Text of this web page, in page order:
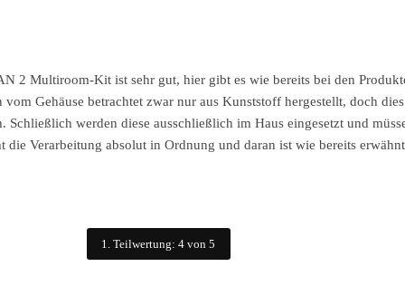
2 Multiroom-Kit ist sehr gut, hier gibt es wie bereits bei den
Gehäuse betrachtet zwar nur aus Kunststoff hergestellt, doch
werden diese ausschließlich im Haus eingesetzt und
die Verarbeitung absolut in Ordnung und daran ist wie bereits
1. Teilwertung: 4 von 5